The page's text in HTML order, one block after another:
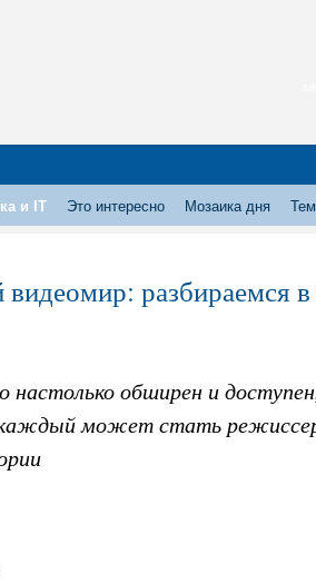
и IT Это интересно Мозаика дня
видеомир: разбираемся
настолько обширен и
может стать